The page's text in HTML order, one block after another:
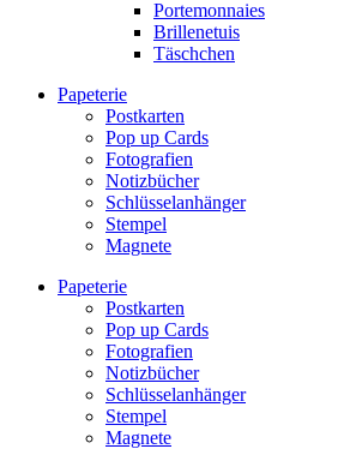
Portemonnaies
Brillenetuis
Täschchen
Papeterie
Postkarten
Pop up Cards
Fotografien
Notizbücher
Schlüsselanhänger
Stempel
Magnete
Papeterie
Postkarten
Pop up Cards
Fotografien
Notizbücher
Schlüsselanhänger
Stempel
Magnete